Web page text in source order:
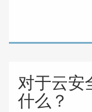
对于云安
什么？